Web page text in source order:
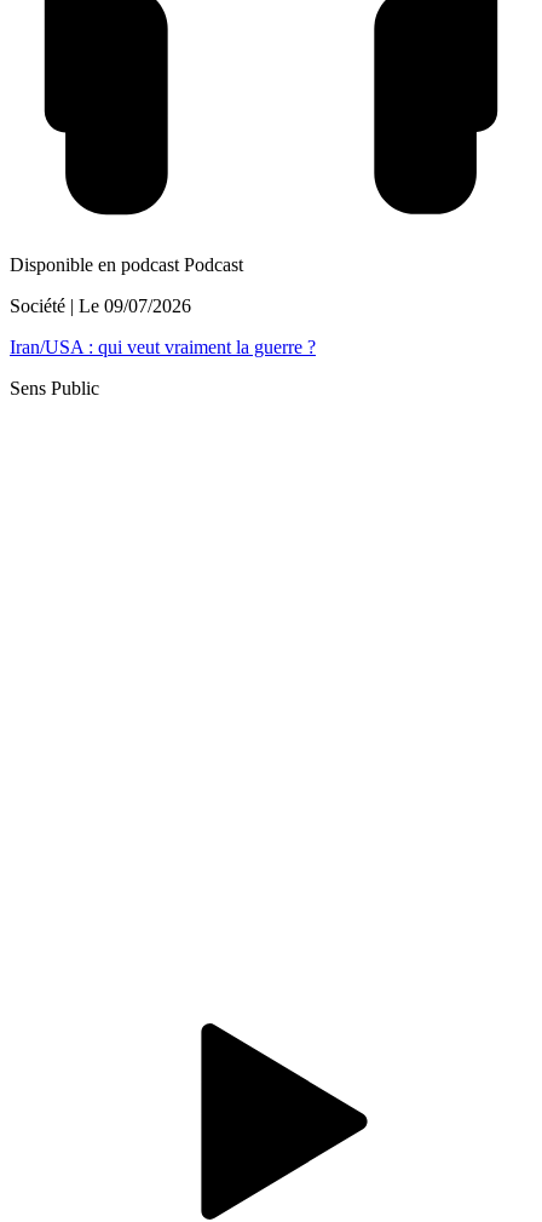
Disponible en podcast Podcast
Société | Le 09/07/2026
Iran/USA : qui veut vraiment la guerre ?
Sens Public